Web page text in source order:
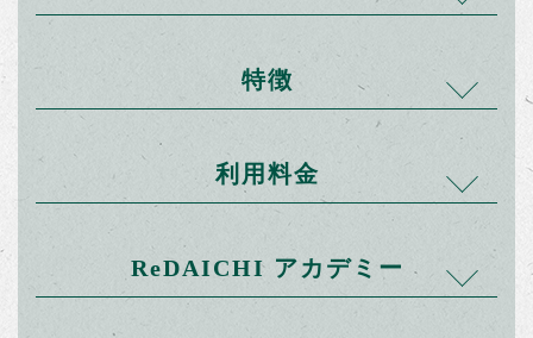
土のはじまりは、地球が岩だらけだった時代を経
て、砂や小石となり、動植物が幾度となく、生死
を繰り返す。こうして土がうまれた。そこに無数
の微生物や生き物が住んでおり、その種類が多い
ほど、ふかふかな豊かな土と言えるのだ。
今、世界では、土壌浸食、砂漠化、都市の拡大に
特徴
01
安心して土や野菜に触れられるよう、農薬や
除草剤、化学肥料は使っていません。
利用料金
ReDAICHI 体験農園
ReDAICHI アカデミー